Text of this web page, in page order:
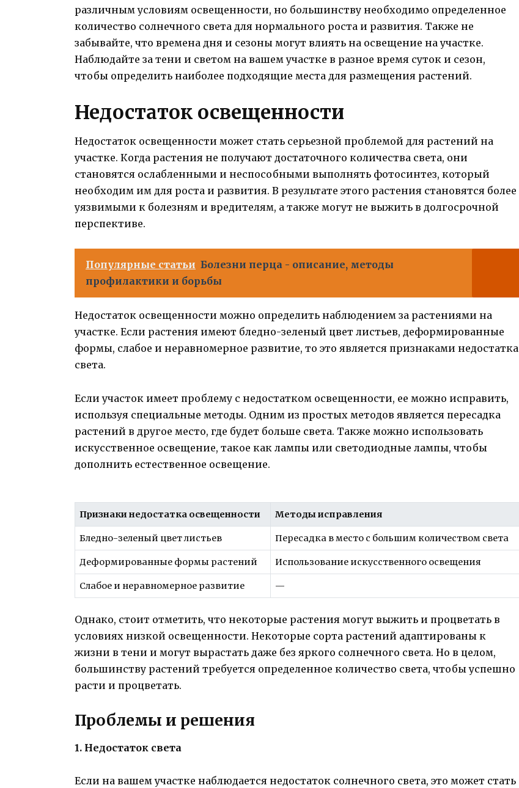
различным условиям освещенности, но большинству необходимо определенное
количество солнечного света для нормального роста и развития. Также не
забывайте, что времена дня и сезоны могут влиять на освещение на участке.
Наблюдайте за тени и светом на вашем участке в разное время суток и сезон,
чтобы определить наиболее подходящие места для размещения растений.
Недостаток освещенности
Недостаток освещенности может стать серьезной проблемой для растений на
участке. Когда растения не получают достаточного количества света, они
становятся ослабленными и неспособными выполнять фотосинтез, который
необходим им для роста и развития. В результате этого растения становятся более
уязвимыми к болезням и вредителям, а также могут не выжить в долгосрочной
перспективе.
Популярные статьи Болезни перца - описание, методы
профилактики и борьбы
Недостаток освещенности можно определить наблюдением за растениями на
участке. Если растения имеют бледно-зеленый цвет листьев, деформированные
формы, слабое и неравномерное развитие, то это является признаками недостатка
света.
Если участок имеет проблему с недостатком освещенности, ее можно исправить,
используя специальные методы. Одним из простых методов является пересадка
растений в другое место, где будет больше света. Также можно использовать
искусственное освещение, такое как лампы или светодиодные лампы, чтобы
дополнить естественное освещение.
Признаки недостатка освещенности Методы исправления
Бледно-зеленый цвет листьев Пересадка в место с большим количеством света
Деформированные формы растений Использование искусственного освещения
Слабое и неравномерное развитие —
Однако, стоит отметить, что некоторые растения могут выжить и процветать в
условиях низкой освещенности. Некоторые сорта растений адаптированы к
жизни в тени и могут вырастать даже без яркого солнечного света. Но в целом,
большинству растений требуется определенное количество света, чтобы успешно
расти и процветать.
Проблемы и решения
1. Недостаток света
Если на вашем участке наблюдается недостаток солнечного света, это может стать